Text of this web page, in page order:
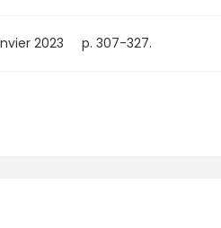
2023 p. 307-327.